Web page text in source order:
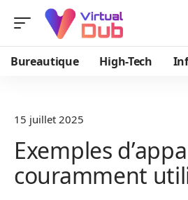
Bureautique High-Tech
15 juillet 2025
Exemples
couramment